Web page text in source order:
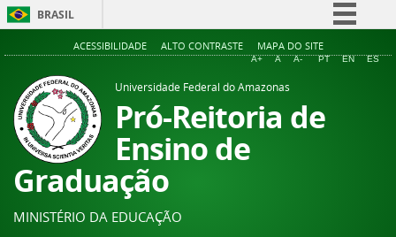
BRASIL
Simplifique!
Acesso à informação
ACESSIBILIDADE ALTO CONTRASTE MAPA DO SITE
A+ A A- PT EN ES
Universidade Federal do Amazonas
Pró-Reitoria de
Ensino de
Graduação
MINISTÉRIO DA EDUCAÇÃO